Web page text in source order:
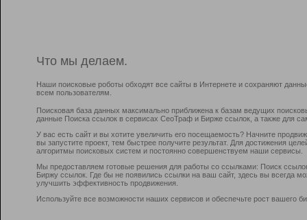
Что мы делаем.
Наши поисковые роботы обходят все сайты в Интернете и сохраняют
всем пользователям.
Поисковая база данных максимально приближена к базам ведущих
данные Поиска ссылок в сервисах СеоТраф и Бирже ссылок, а также для
У вас есть сайт и вы хотите увеличить его посещаемость? Начните
вы запустите проект, тем быстрее получите результат. Для достижения
алгоритмы поисковых систем и постоянно совершенствуем наши сервисы.
Мы предоставляем готовые решения для работы со ссылками: Поиск
Биржу ссылок. Где бы не появились ссылки на ваш сайт, здесь вы всегда
улучшить эффективность продвижения.
Используйте все возможности наших сервисов и обеспечьте рост вашего